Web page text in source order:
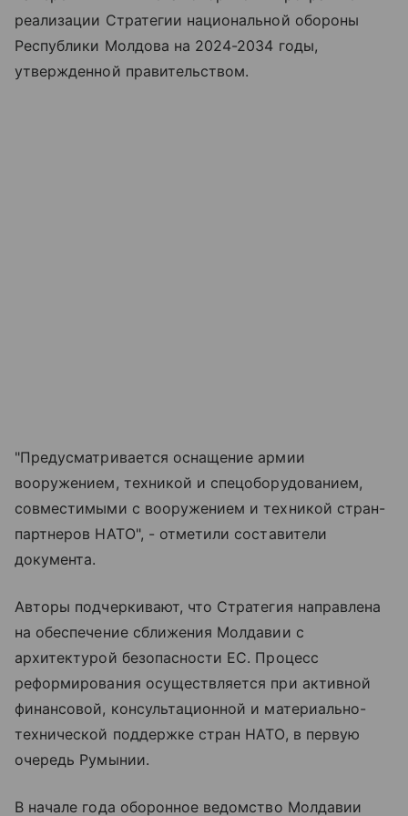
реализации Стратегии национальной обороны
Республики Молдова на 2024-2034 годы,
утвержденной правительством.
"Предусматривается оснащение армии
вооружением, техникой и спецоборудованием,
совместимыми с вооружением и техникой стран-
партнеров НАТО", - отметили составители
документа.
Авторы подчеркивают, что Стратегия направлена
на обеспечение сближения Молдавии с
архитектурой безопасности ЕС. Процесс
реформирования осуществляется при активной
финансовой, консультационной и материально-
технической поддержке стран НАТО, в первую
очередь Румынии.
В начале года оборонное ведомство Молдавии